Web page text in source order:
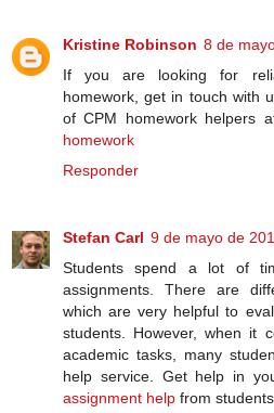
Kristine Robinson 8 de
If you are looking for
homework, get in touch with
of CPM homework helpers
homework
Responder
Stefan Carl 9 de mayo de
Students spend a lot of
assignments. There are
which are very helpful to
students. However, when it
academic tasks, many
help service. Get help in
assignment help from